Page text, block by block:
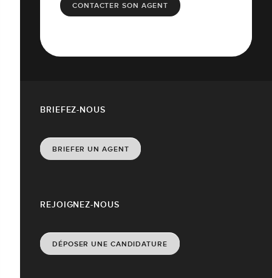
CONTACTER SON AGENT
REJOIGNEZ-NOUS
DÉPOSER UNE CANDIDATURE
BRIEFEZ-NOUS
BRIEFER UN AGENT